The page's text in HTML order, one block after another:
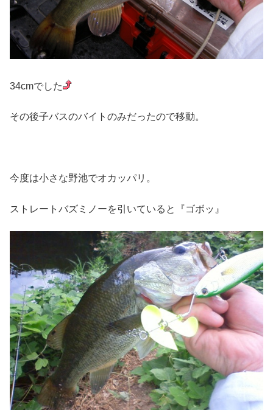
34cmでした
その後子バスのバイトのみだったので移動。
今度は小さな野池でオカッパリ。
ストレートバズミノーを引いていると『ゴボッ』